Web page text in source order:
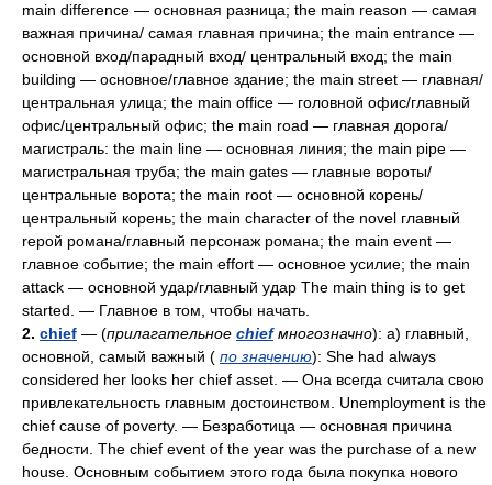
main difference — основная разница; the main reason — самая
важная причина/ самая главная причина; the main entrance —
основной вход/парадный вход/ центральный вход; the main
building — основное/главное здание; the main street — главная/
центральная улица; the main office — головной офис/главный
офис/центральный офис; the main road — главная дорога/
магистраль: the main line — основная линия; the main pipe —
магистральная труба; the main gates — главные вороты/
центральные ворота; the main root — основной корень/
центральный корень; the main character of the novel главный
repoй романа/главный персонаж романа; the main event —
главное событие; the main effort — основное усилие; the main
attack — основной удар/главный удар The main thing is to get
started. — Главное в том, чтобы начать.
2. chief — (прилагательное chiefмногозначно): a) главный,
основной, самый важный ( по значению): She had always
considered her looks her chief asset. — Она всегда считала свою
привлекательность главным достоинством. Unemployment is the
chief cause of poverty. — Безработица — основная причина
бедности. The chief event of the year was the purchase of a new
house. Основным событием этого года была покупка нового